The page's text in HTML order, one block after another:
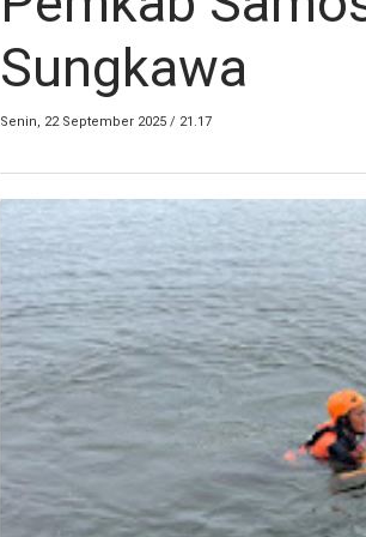
Sungkawa
Senin, 22 September 2025 / 21.17